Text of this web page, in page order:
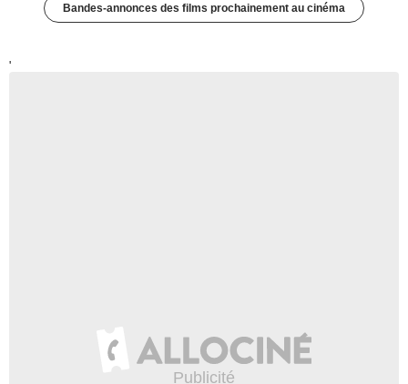
Bandes-annonces des films prochainement au cinéma
'